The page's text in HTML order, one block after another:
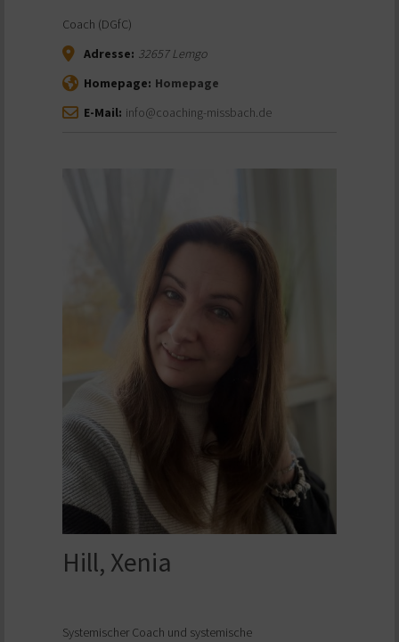
Coach (DGfC)
Adresse: 32657Lemgo
Homepage: Homepage
E-Mail: info@coaching-missbach.de
Hill, Xenia
Systemischer Coach und systemische